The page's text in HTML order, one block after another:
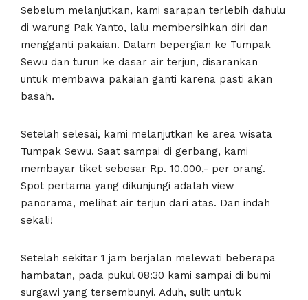
Sebelum melanjutkan, kami sarapan terlebih dahulu
di warung Pak Yanto, lalu membersihkan diri dan
mengganti pakaian. Dalam bepergian ke Tumpak
Sewu dan turun ke dasar air terjun, disarankan
untuk membawa pakaian ganti karena pasti akan
basah.
Setelah selesai, kami melanjutkan ke area wisata
Tumpak Sewu. Saat sampai di gerbang, kami
membayar tiket sebesar Rp. 10.000,- per orang.
Spot pertama yang dikunjungi adalah view
panorama, melihat air terjun dari atas. Dan indah
sekali!
Setelah sekitar 1 jam berjalan melewati beberapa
hambatan, pada pukul 08:30 kami sampai di bumi
surgawi yang tersembunyi. Aduh, sulit untuk